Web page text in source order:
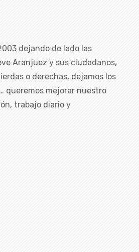
dejando de lado las
Aranjuez y sus ciudadanos,
o derechas, dejamos los
queremos mejorar nuestro
trabajo diario y